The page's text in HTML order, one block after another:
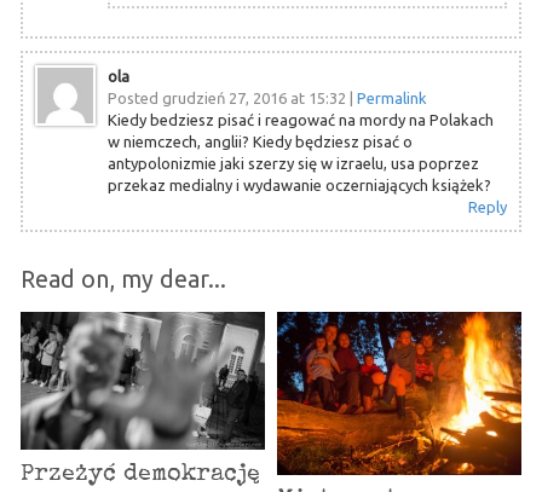
ola
Posted grudzień 27, 2016 at 15:32 | Permalink
Kiedy bedziesz pisać i reagować na mordy na Polakach
w niemczech, anglii? Kiedy będziesz pisać o
antypolonizmie jaki szerzy się w izraelu, usa poprzez
przekaz medialny i wydawanie oczerniających książek?
Reply
Read on, my dear...
Przeżyć demokrację